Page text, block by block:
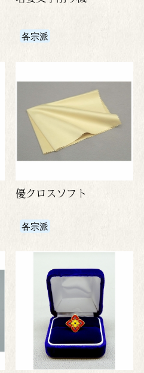
各宗派
優クロスソフト
各宗派